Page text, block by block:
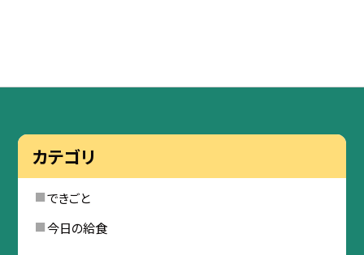
カテゴリ
できごと
今日の給食